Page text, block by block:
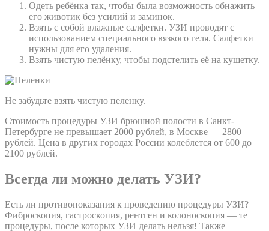
Одеть ребёнка так, чтобы была возможность обнажить
его животик без усилий и заминок.
Взять с собой влажные салфетки. УЗИ проводят с
использованием специального вязкого геля. Салфетки
нужны для его удаления.
Взять чистую пелёнку, чтобы подстелить её на кушетку.
Не забудьте взять чистую пеленку.
Стоимость процедуры УЗИ брюшной полости в Санкт-
Петербурге не превышает 2000 рублей, в Москве — 2800
рублей. Цена в других городах России колеблется от 600 до
2100 рублей.
Всегда ли можно делать УЗИ?
Есть ли противопоказания к проведению процедуры УЗИ?
Фиброскопия, гастроскопия, рентген и колоноскопия — те
процедуры, после которых УЗИ делать нельзя! Также